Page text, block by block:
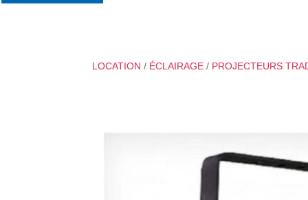
LOCATION / ÉCLAIRAGE / PROJECTEURS